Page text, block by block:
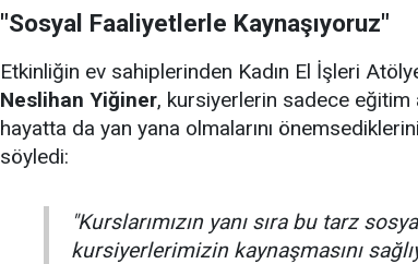
"Sosyal Faaliyetlerle Kaynaşıyoruz"
Etkinliğin ev sahiplerinden Kadın El İşleri
Neslihan Yiğiner, kursiyerlerin sadece eğitim
hayatta da yan yana olmalarını
söyledi:
"Kurslarımızın yanı sıra bu tarz
kursiyerlerimizin kaynaşmasını